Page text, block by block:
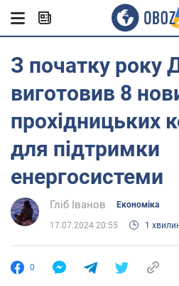
З початку року
виготовив 8
прохідницьких
для підтримки
енергосистеми
Гліб Іванов Економіка
17.07.2024 20:55 1
0